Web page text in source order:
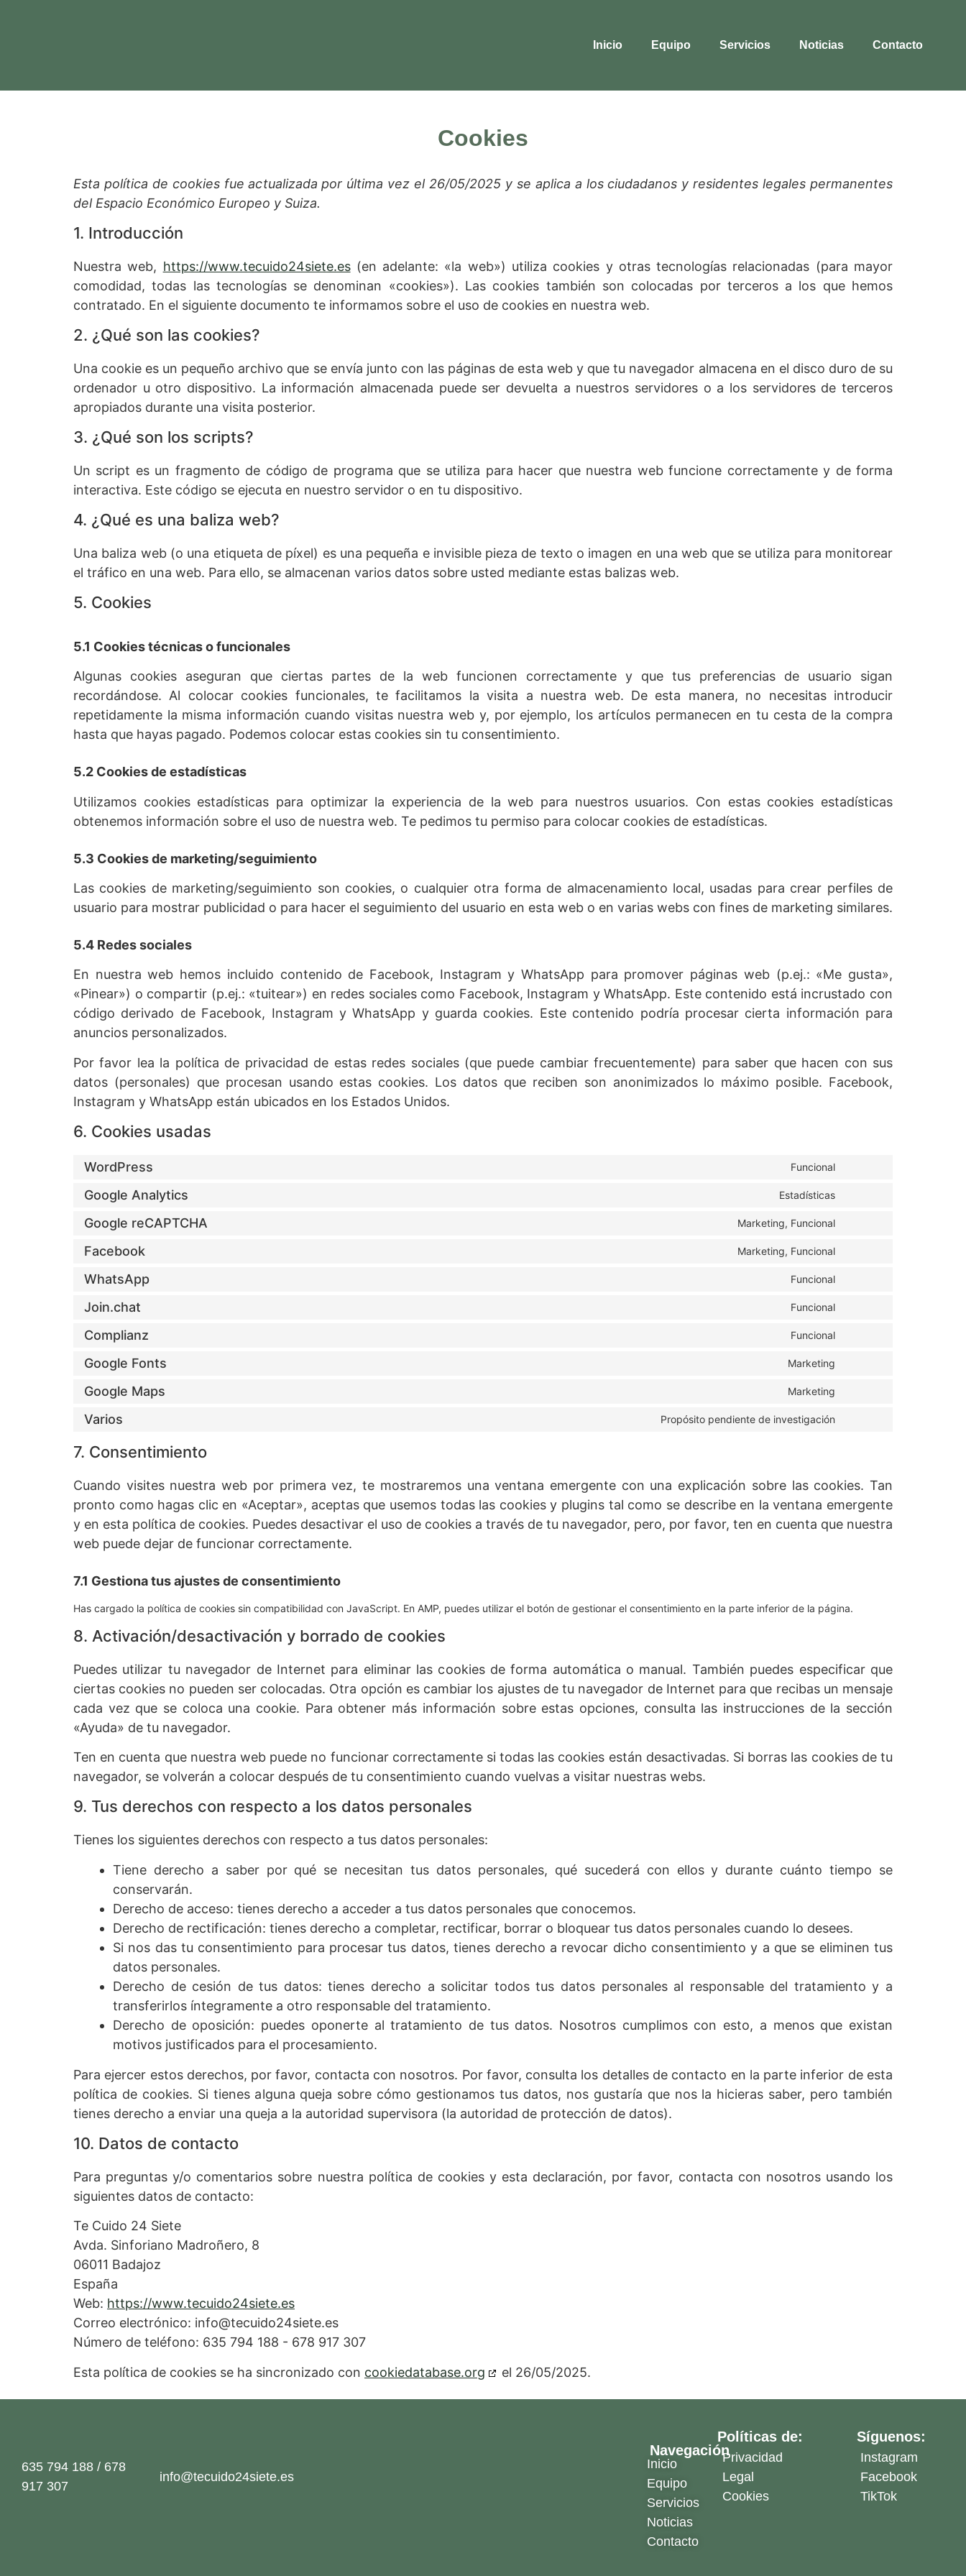
Inicio Equipo Servicios Noticias Contacto
Cookies
Esta política de cookies fue actualizada por última vez el 26/05/2025 y se aplica a los ciudadanos y residentes legales permanentes
del Espacio Económico Europeo y Suiza.
1. Introducción
Nuestra web, https://www.tecuido24siete.es(en adelante: «la web») utiliza cookies y otras tecnologías relacionadas (para mayor
comodidad, todas las tecnologías se denominan «cookies»). Las cookies también son colocadas por terceros a los que hemos
contratado. En el siguiente documento te informamos sobre el uso de cookies en nuestra web.
2. ¿Qué son las cookies?
Una cookie es un pequeño archivo que se envía junto con las páginas de esta web y que tu navegador almacena en el disco duro de su
ordenador u otro dispositivo. La información almacenada puede ser devuelta a nuestros servidores o a los servidores de terceros
apropiados durante una visita posterior.
3. ¿Qué son los scripts?
Un script es un fragmento de código de programa que se utiliza para hacer que nuestra web funcione correctamente y de forma
interactiva. Este código se ejecuta en nuestro servidor o en tu dispositivo.
4. ¿Qué es una baliza web?
Una baliza web (o una etiqueta de píxel) es una pequeña e invisible pieza de texto o imagen en una web que se utiliza para monitorear
el tráfico en una web. Para ello, se almacenan varios datos sobre usted mediante estas balizas web.
5. Cookies
5.1 Cookies técnicas o funcionales
Algunas cookies aseguran que ciertas partes de la web funcionen correctamente y que tus preferencias de usuario sigan
recordándose. Al colocar cookies funcionales, te facilitamos la visita a nuestra web. De esta manera, no necesitas introducir
repetidamente la misma información cuando visitas nuestra web y, por ejemplo, los artículos permanecen en tu cesta de la compra
hasta que hayas pagado. Podemos colocar estas cookies sin tu consentimiento.
5.2 Cookies de estadísticas
Utilizamos cookies estadísticas para optimizar la experiencia de la web para nuestros usuarios. Con estas cookies estadísticas
obtenemos información sobre el uso de nuestra web. Te pedimos tu permiso para colocar cookies de estadísticas.
5.3 Cookies de marketing/seguimiento
Las cookies de marketing/seguimiento son cookies, o cualquier otra forma de almacenamiento local, usadas para crear perfiles de
usuario para mostrar publicidad o para hacer el seguimiento del usuario en esta web o en varias webs con fines de marketing similares.
5.4 Redes sociales
En nuestra web hemos incluido contenido de Facebook, Instagram y WhatsApp para promover páginas web (p.ej.: «Me gusta»,
«Pinear») o compartir (p.ej.: «tuitear») en redes sociales como Facebook, Instagram y WhatsApp. Este contenido está incrustado con
código derivado de Facebook, Instagram y WhatsApp y guarda cookies. Este contenido podría procesar cierta información para
anuncios personalizados.
Por favor lea la política de privacidad de estas redes sociales (que puede cambiar frecuentemente) para saber que hacen con sus
datos (personales) que procesan usando estas cookies. Los datos que reciben son anonimizados lo máximo posible. Facebook,
Instagram y WhatsApp están ubicados en los Estados Unidos.
6. Cookies usadas
WordPress Funcional
Google Analytics Estadísticas
Google reCAPTCHA Marketing, Funcional
Facebook Marketing, Funcional
WhatsApp Funcional
Join.chat Funcional
Complianz Funcional
Google Fonts Marketing
Google Maps Marketing
Varios Propósito pendiente de investigación
7. Consentimiento
Cuando visites nuestra web por primera vez, te mostraremos una ventana emergente con una explicación sobre las cookies. Tan
pronto como hagas clic en «Aceptar», aceptas que usemos todas las cookies y plugins tal como se describe en la ventana emergente
y en esta política de cookies. Puedes desactivar el uso de cookies a través de tu navegador, pero, por favor, ten en cuenta que nuestra
web puede dejar de funcionar correctamente.
7.1 Gestiona tus ajustes de consentimiento
Has cargado la política de cookies sin compatibilidad con JavaScript. En AMP, puedes utilizar el botón de gestionar el consentimiento en la parte inferior de la página.
8. Activación/desactivación y borrado de cookies
Puedes utilizar tu navegador de Internet para eliminar las cookies de forma automática o manual. También puedes especificar que
ciertas cookies no pueden ser colocadas. Otra opción es cambiar los ajustes de tu navegador de Internet para que recibas un mensaje
cada vez que se coloca una cookie. Para obtener más información sobre estas opciones, consulta las instrucciones de la sección
«Ayuda» de tu navegador.
Ten en cuenta que nuestra web puede no funcionar correctamente si todas las cookies están desactivadas. Si borras las cookies de tu
navegador, se volverán a colocar después de tu consentimiento cuando vuelvas a visitar nuestras webs.
9. Tus derechos con respecto a los datos personales
Tienes los siguientes derechos con respecto a tus datos personales:
Tiene derecho a saber por qué se necesitan tus datos personales, qué sucederá con ellos y durante cuánto tiempo se
conservarán.
Derecho de acceso: tienes derecho a acceder a tus datos personales que conocemos.
Derecho de rectificación: tienes derecho a completar, rectificar, borrar o bloquear tus datos personales cuando lo desees.
Si nos das tu consentimiento para procesar tus datos, tienes derecho a revocar dicho consentimiento y a que se eliminen tus
datos personales.
Derecho de cesión de tus datos: tienes derecho a solicitar todos tus datos personales al responsable del tratamiento y a
transferirlos íntegramente a otro responsable del tratamiento.
Derecho de oposición: puedes oponerte al tratamiento de tus datos. Nosotros cumplimos con esto, a menos que existan
motivos justificados para el procesamiento.
Para ejercer estos derechos, por favor, contacta con nosotros. Por favor, consulta los detalles de contacto en la parte inferior de esta
política de cookies. Si tienes alguna queja sobre cómo gestionamos tus datos, nos gustaría que nos la hicieras saber, pero también
tienes derecho a enviar una queja a la autoridad supervisora (la autoridad de protección de datos).
10. Datos de contacto
Para preguntas y/o comentarios sobre nuestra política de cookies y esta declaración, por favor, contacta con nosotros usando los
siguientes datos de contacto:
Te Cuido 24 Siete
Avda. Sinforiano Madroñero, 8
06011 Badajoz
España
Web: https://www.tecuido24siete.es
Correo electrónico: info@tecuido24siete.es
Número de teléfono: 635 794 188 - 678 917 307
Esta política de cookies se ha sincronizado con cookiedatabase.org el 26/05/2025.
635 794 188 / 678
917 307
info@tecuido24siete.es
Navegación
Inicio
Equipo
Servicios
Noticias
Contacto
Políticas de:
Privacidad
Legal
Cookies
Síguenos:
Instagram
Facebook
TikTok